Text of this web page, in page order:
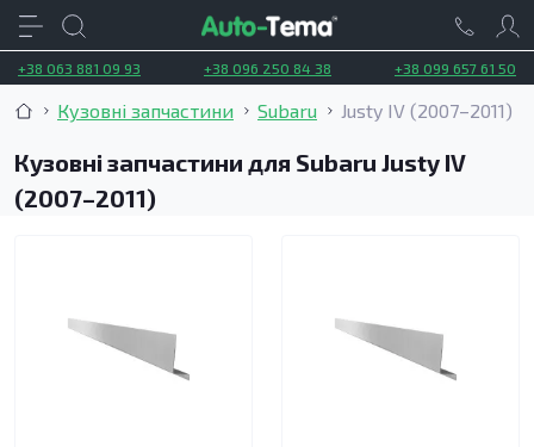
+38 063 881 09 93 +38 096 250 84 38 +38 099 657 61 50
Кузовні запчастини Subaru Justy IV (2007–2011)
Кузовні запчастини для Subaru Justy IV
(2007–2011)